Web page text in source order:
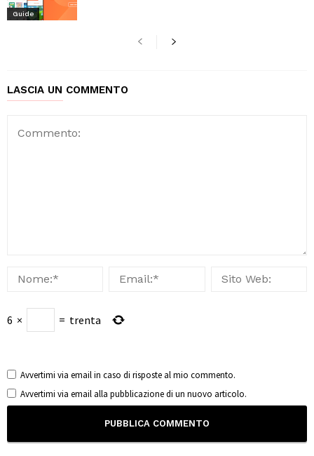
Guide
LASCIA UN COMMENTO
6 × = trenta
Avvertimi via email in caso di risposte al mio commento.
Avvertimi via email alla pubblicazione di un nuovo articolo.